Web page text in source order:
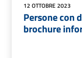
12 OTTOBRE 2023
Persone con
brochure